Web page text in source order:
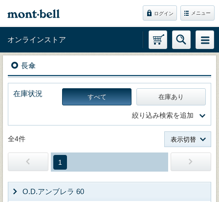
ログイン メニュー
オンラインストア
長傘
在庫状況 すべて 在庫あり
絞り込み検索を追加
全4件 表示切替
1
O.D.アンブレラ 60